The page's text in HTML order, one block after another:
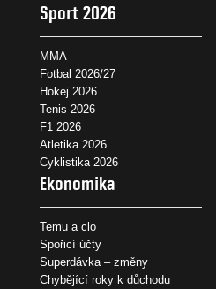
Sport 2026
MMA
Fotbal 2026/27
Hokej 2026
Tenis 2026
F1 2026
Atletika 2026
Cyklistika 2026
Ekonomika
Temu a clo
Spořicí účty
Superdávka – změny
Chybějící roky k důchodu